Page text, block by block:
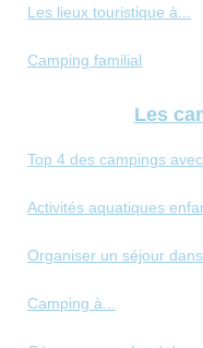
Les lieux touristique à...
Camping familial
Les
Top 4 des campings
Activités aquatiques
Organiser un séjour dans
Camping à...